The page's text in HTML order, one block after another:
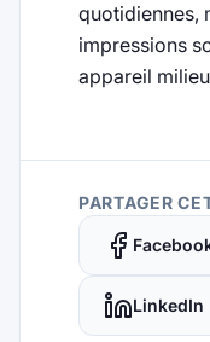
quotidiennes,
impressions
appareil
PARTAGER
LinkedIn